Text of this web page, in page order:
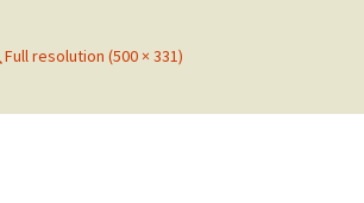
Full resolution (500 × 331)